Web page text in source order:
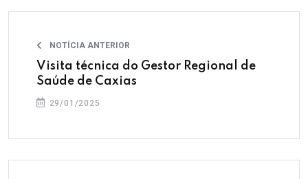
NOTÍCIA ANTERIOR
Visita técnica do Gestor Regional de
Saúde de Caxias
29/01/2025